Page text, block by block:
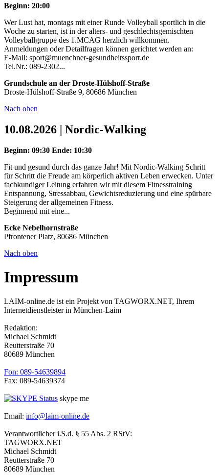
Beginn: 20:00
Wer Lust hat, montags mit einer Runde Volleyball sportlich in die
Woche zu starten, ist in der alters- und geschlechtsgemischten
Volleyballgruppe des 1.MCAG herzlich willkommen.
Anmeldungen oder Detailfragen können gerichtet werden an:
E-Mail: sport@muenchner-gesundheitssport.de
Tel.Nr.: 089-2302...
Grundschule an der Droste-Hülshoff-Straße
Droste-Hülshoff-Straße 9, 80686 München
Nach oben
10.08.2026 | Nordic-Walking
Beginn: 09:30 Ende: 10:30
Fit und gesund durch das ganze Jahr! Mit Nordic-Walking Schritt
für Schritt die Freude am körperlich aktiven Leben erwecken. Unter
fachkundiger Leitung erfahren wir mit diesem Fitnesstraining
Entspannung, Stressabbau, Gewichtsreduzierung und eine spürbare
Steigerung der allgemeinen Fitness.
Beginnend mit eine...
Ecke Nebelhornstraße
Pfrontener Platz, 80686 München
Nach oben
Impressum
LAIM-online.de ist ein Projekt von TAGWORX.NET, Ihrem
Internetdienstleister in München-Laim
Redaktion:
Michael Schmidt
Reutterstraße 70
80689 München
Fon: 089-54639894
Fax: 089-54639374
skype me
Email: info@laim-online.de
Verantwortlicher i.S.d. § 55 Abs. 2 RStV:
TAGWORX.NET
Michael Schmidt
Reutterstraße 70
80689 München